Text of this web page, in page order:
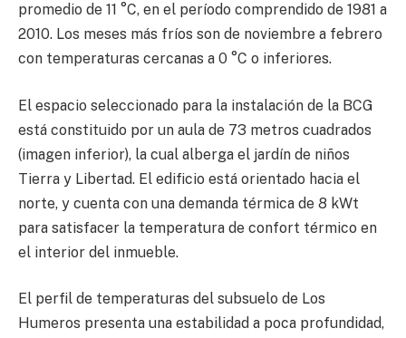
promedio de 11 °C, en el período comprendido de 1981 a
2010. Los meses más fríos son de noviembre a febrero
con temperaturas cercanas a 0 °C o inferiores.
El espacio seleccionado para la instalación de la BCG
está constituido por un aula de 73 metros cuadrados
(imagen inferior), la cual alberga el jardín de niños
Tierra y Libertad. El edificio está orientado hacia el
norte, y cuenta con una demanda térmica de 8 kWt
para satisfacer la temperatura de confort térmico en
el interior del inmueble.
El perfil de temperaturas del subsuelo de Los
Humeros presenta una estabilidad a poca profundidad,